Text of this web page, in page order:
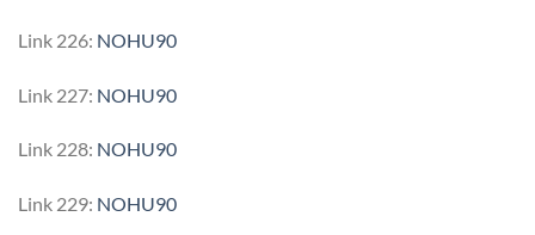
Link 226: NOHU90
Link 227: NOHU90
Link 228: NOHU90
Link 229: NOHU90